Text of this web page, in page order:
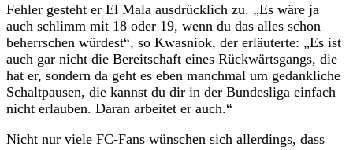
Fehler gesteht er El Mala ausdrücklich zu. „Es wäre ja
auch schlimm mit 18 oder 19, wenn du das alles schon
beherrschen würdest“, so Kwasniok, der erläuterte: „Es ist
auch gar nicht die Bereitschaft eines Rückwärtsgangs, die
hat er, sondern da geht es eben manchmal um gedankliche
Schaltpausen, die kannst du dir in der Bundesliga einfach
nicht erlauben. Daran arbeitet er auch.“
Nicht nur viele FC-Fans wünschen sich allerdings, dass